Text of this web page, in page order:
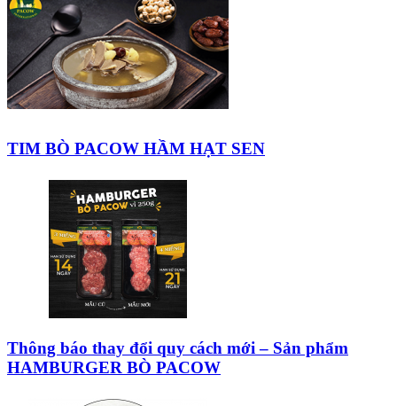
TIM BÒ PACOW HẦM HẠT SEN
Thông báo thay đổi quy cách mới – Sản phẩm
HAMBURGER BÒ PACOW